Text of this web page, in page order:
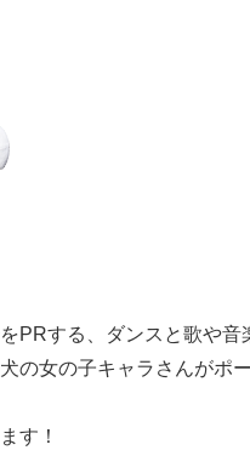
PRする、ダンスと歌や音
の女の子キャラさんがポ
す！